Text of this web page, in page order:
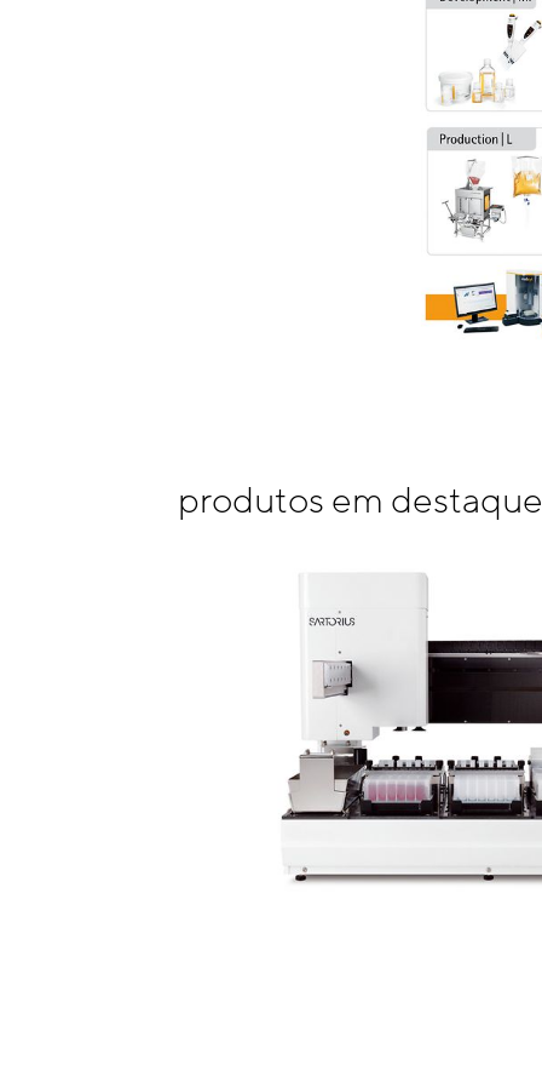
produtos em destaque